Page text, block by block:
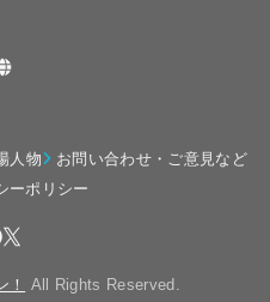
人物
お問い合わせ・ご意見など
ーポリシー
！ All Rights Reserved.